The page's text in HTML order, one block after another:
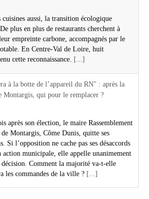
cuisines aussi, la transition écologique
plus en plus de restaurants cherchent à
empreinte carbone, accompagnés par le
En Centre-Val de Loire, huit
cette reconnaissance. [...]
à la botte de l’appareil du RN" : après la
Montargis, qui pour le remplacer ?
après son élection, le maire Rassemblement
Montargis, Côme Dunis, quitte ses
Si l’opposition ne cache pas ses désaccords
action municipale, elle appelle unanimement
décision. Comment la majorité va-t-elle
les commandes de la ville ? [...]